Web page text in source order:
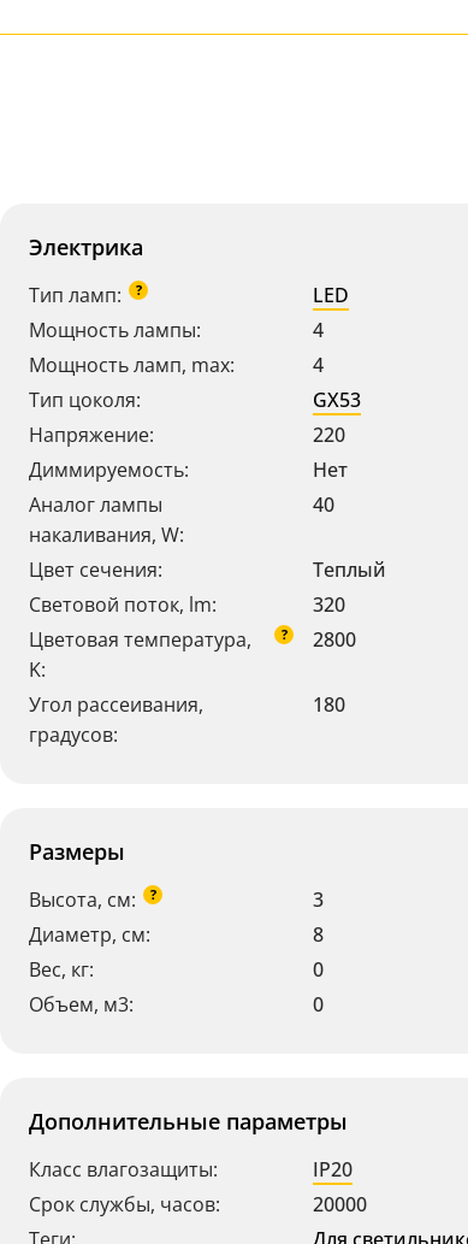
Электрика
Тип ламп: ?
LED
Мощность лампы:
4
Мощность ламп, max:
4
Тип цоколя:
GX53
Напряжение:
220
Диммируемость:
Нет
Аналог лампы
накаливания, W:
40
Цвет сечения:
Теплый
Световой поток, lm:
320
Цветовая температура,
K:
? 2800
Угол рассеивания,
градусов:
180
Размеры
Высота, см: ?
3
Диаметр, см:
8
Вес, кг:
0
Объем, м3:
0
Дополнительные параметры
Класс влагозащиты:
IP20
Срок службы, часов:
20000